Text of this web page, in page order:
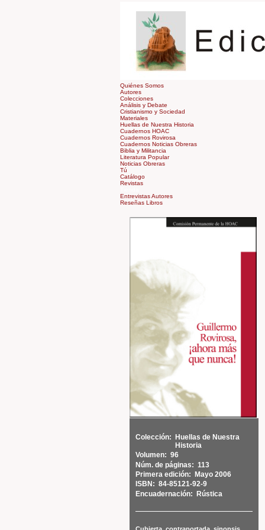
Quiénes Somos
Autores
Colecciones
Análisis y Debate
Cristianismo y Sociedad
Materiales
Huellas de Nuestra Historia
Cuadernos HOAC
Cuadernos Rovirosa
Cuadernos Noticias Obreras
Biblia y Militancia
Literatura Popular
Noticias Obreras
Tú
Catálogo
Revistas
Entrevistas Autores
Reseñas Libros
Colección: Huellas de Nuestra
Historia
Volumen: 96
Núm. de páginas: 113
Primera edición:
Mayo 2006
ISBN: 84-85121-92-9
Encuadernación: Rústica